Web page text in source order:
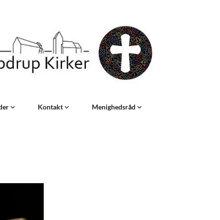
Kontakt Menighedsråd